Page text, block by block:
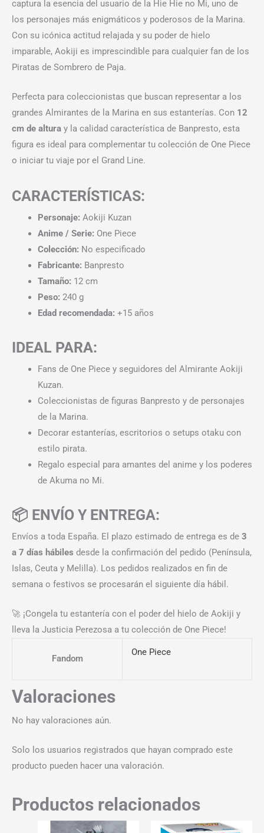
captura la esencia del usuario de la Hie Hie no Mi, uno de
los personajes más enigmáticos y poderosos de la Marina.
Con su icónica actitud relajada y su poder de hielo
imparable, Aokiji es imprescindible para cualquier fan de los
Piratas de Sombrero de Paja.
Perfecta para coleccionistas que buscan representar a los
grandes Almirantes de la Marina en sus estanterías. Con 12
cm de altura y la calidad característica de Banpresto, esta
figura es ideal para complementar tu colección de One Piece
o iniciar tu viaje por el Grand Line.
CARACTERÍSTICAS:
Personaje: Aokiji Kuzan
Anime / Serie: One Piece
Colección: No especificado
Fabricante: Banpresto
Tamaño: 12 cm
Peso: 240 g
Edad recomendada: +15 años
IDEAL PARA:
Fans de One Piece y seguidores del Almirante Aokiji
Kuzan.
Coleccionistas de figuras Banpresto y de personajes
de la Marina.
Decorar estanterías, escritorios o setups otaku con
estilo pirata.
Regalo especial para amantes del anime y los poderes
de Akuma no Mi.
📦 ENVÍO Y ENTREGA:
Envíos a toda España. El plazo estimado de entrega es de 3
a 7 días hábiles desde la confirmación del pedido (Península,
Islas, Ceuta y Melilla). Los pedidos realizados en fin de
semana o festivos se procesarán el siguiente día hábil.
🚀 ¡Congela tu estantería con el poder del hielo de Aokiji y
lleva la Justicia Perezosa a tu colección de One Piece!
Fandom
One Piece
Valoraciones
No hay valoraciones aún.
Solo los usuarios registrados que hayan comprado este
producto pueden hacer una valoración.
Productos relacionados